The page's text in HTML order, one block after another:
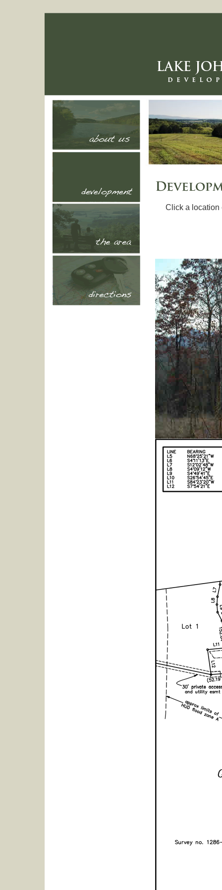
Click a location